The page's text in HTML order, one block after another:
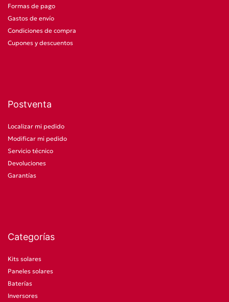
Formas de pago
Gastos de envío
Condiciones de compra
Cupones y descuentos
Postventa
Localizar mi pedido
Modificar mi pedido
Servicio técnico
Devoluciones
Garantías
Categorías
Kits solares
Paneles solares
Baterías
Inversores